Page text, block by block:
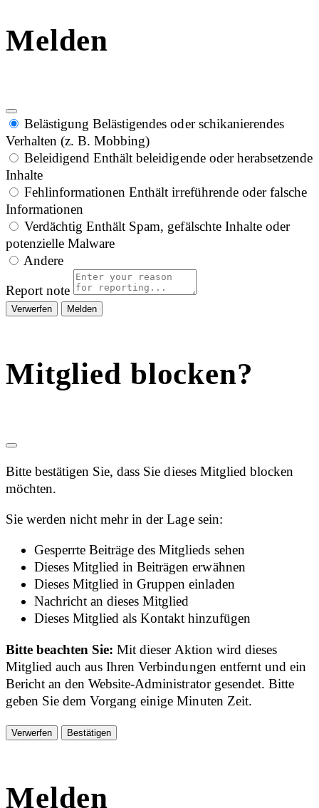
Melden
Belästigung Belästigendes oder schikanierendes
Verhalten (z. B. Mobbing)
Beleidigend Enthält beleidigende oder herabsetzende
Inhalte
Fehlinformationen Enthält irreführende oder falsche
Informationen
Verdächtig Enthält Spam, gefälschte Inhalte oder
potenzielle Malware
Andere
Report note
Melden
Mitglied blocken?
Bitte bestätigen Sie, dass Sie dieses Mitglied blocken
möchten.
Sie werden nicht mehr in der Lage sein:
Gesperrte Beiträge des Mitglieds sehen
Dieses Mitglied in Beiträgen erwähnen
Dieses Mitglied in Gruppen einladen
Nachricht an dieses Mitglied
Dieses Mitglied als Kontakt hinzufügen
Bitte beachten Sie:Mit dieser Aktion wird dieses
Mitglied auch aus Ihren Verbindungen entfernt und ein
Bericht an den Website-Administrator gesendet. Bitte
geben Sie dem Vorgang einige Minuten Zeit.
Bestätigen
Melden